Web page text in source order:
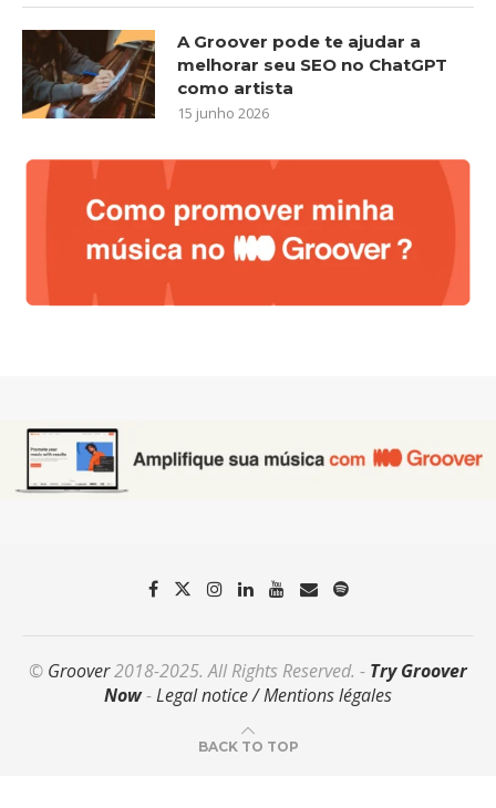
A Groover pode te ajudar a
melhorar seu SEO no ChatGPT
como artista
15 junho 2026
© Groover2018-2025. All Rights Reserved. - Try Groover
Now-Legal notice / Mentions légales
BACK TO TOP